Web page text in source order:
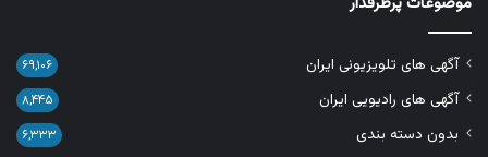
آگهی های تلویزیونی ایران ۶۹,۱۰۶
آگهی های رادیویی ایران ۸,۴۴۵
بدون دسته بندی ۶,۳۳۳